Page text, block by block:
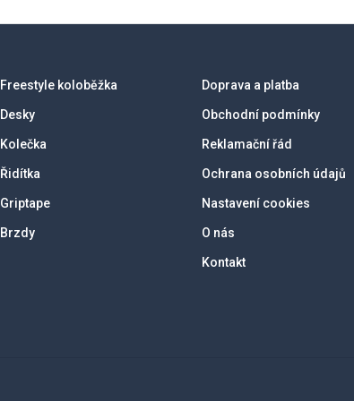
Freestyle koloběžka
Desky
Kolečka
Řidítka
Griptape
Brzdy
Doprava a platba
Obchodní podmínky
Reklamační řád
Ochrana osobních údajů
Nastavení cookies
O nás
Kontakt